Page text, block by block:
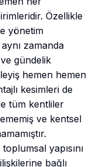
Özellikle
yönetim
zamanda
gündelik
hemen hemen
kesimleri de
tüm kentliler
ve kentsel
yapısını
bağlı